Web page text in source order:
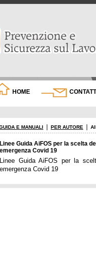
HOME
E MANUALI PER AUTORE
Linee Guida AiFOS per la scelta
emergenza Covid 19
Linee Guida AiFOS per la
emergenza Covid 19